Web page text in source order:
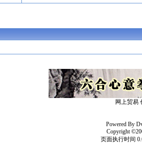
网上贸易
Powered By
Copyright
页面执行时间